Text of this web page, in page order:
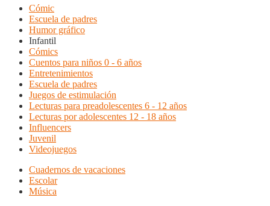
Cómic
Escuela de padres
Humor gráfico
Infantil
Cómics
Cuentos para niños 0 - 6 años
Entretenimientos
Escuela de padres
Juegos de estimulación
Lecturas para preadolescentes 6 - 12 años
Lecturas por adolescentes 12 - 18 años
Influencers
Juvenil
Videojuegos
Cuadernos de vacaciones
Escolar
Música